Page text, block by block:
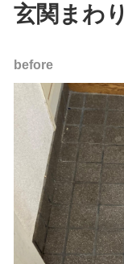
玄関まわり
before